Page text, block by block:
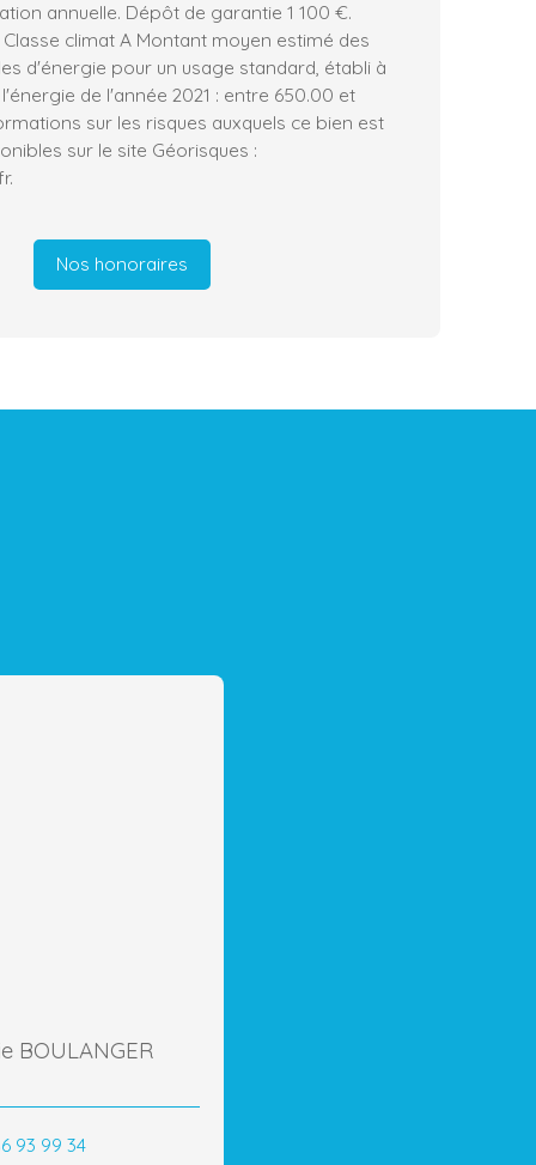
annuelle. Dépôt de garantie 1 100 €.
Classe climat A Montant moyen estimé des
d'énergie pour un usage standard, établi à
de l'année 2021 : entre 650.00 et
sur les risques auxquels ce bien est
sur le site Géorisques :
Nos honoraires
BOULANGER
93 99 34